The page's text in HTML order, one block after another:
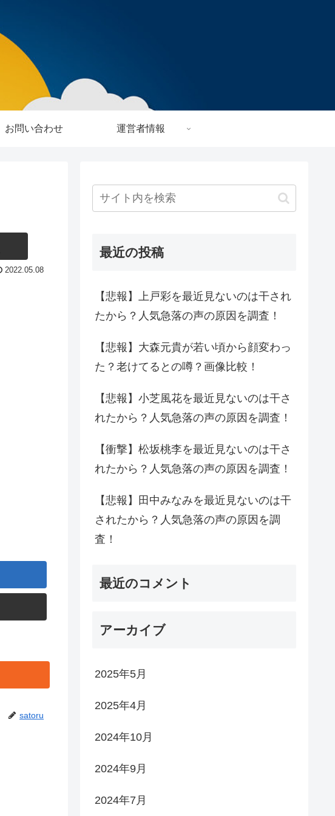
お問い合わせ 運営者情報
2022.05.08
satoru
最近の投稿
【悲報】上戸彩を最近見ないのは干され
たから？人気急落の声の原因を調査！
【悲報】大森元貴が若い頃から顔変わっ
た？老けてるとの噂？画像比較！
【悲報】小芝風花を最近見ないのは干さ
れたから？人気急落の声の原因を調査！
【衝撃】松坂桃李を最近見ないのは干さ
れたから？人気急落の声の原因を調査！
【悲報】田中みなみを最近見ないのは干
されたから？人気急落の声の原因を調
査！
最近のコメント
アーカイブ
2025年5月
2025年4月
2024年10月
2024年9月
2024年7月